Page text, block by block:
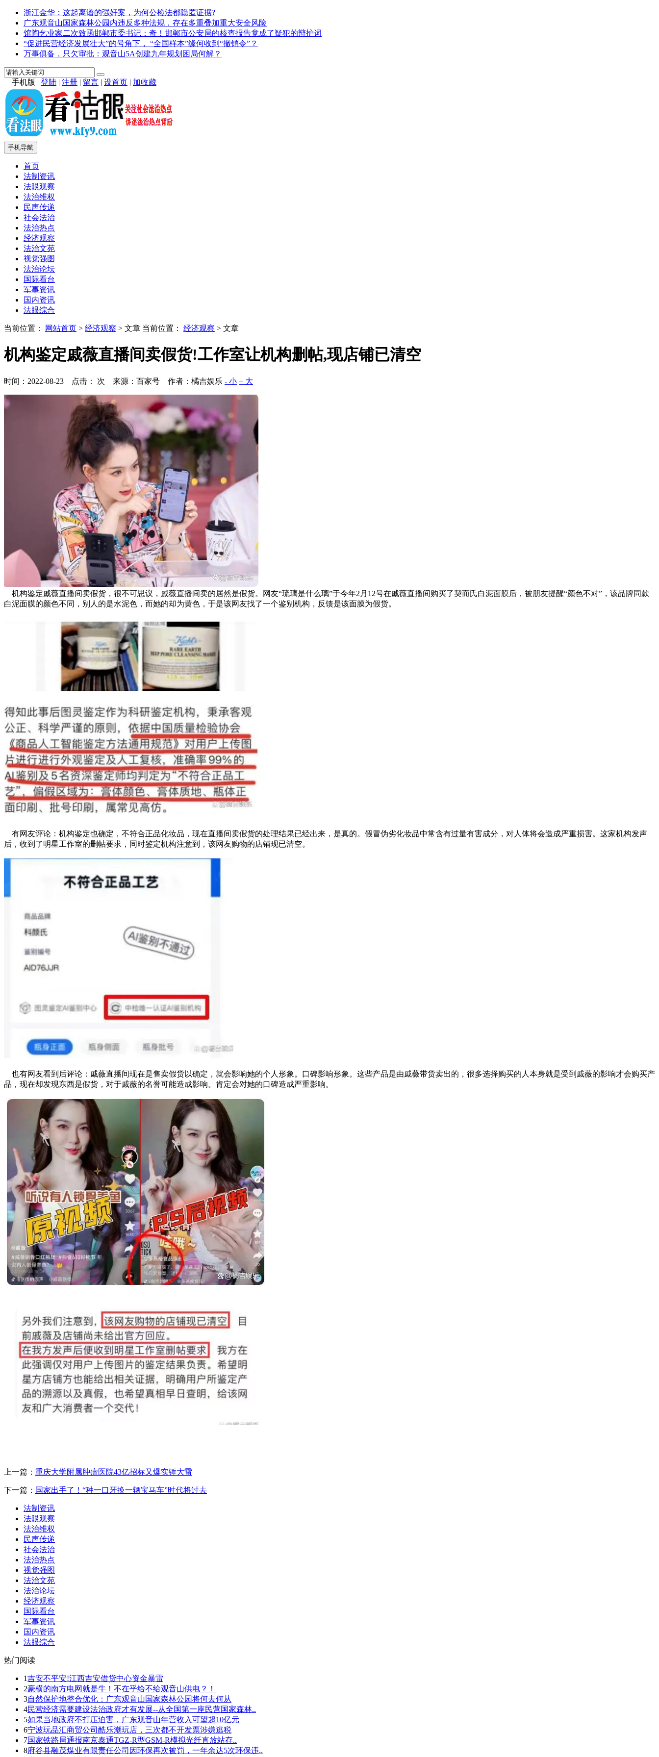
浙江金华：这起离谱的强奸案，为何公检法都隐匿证据?
广东观音山国家森林公园内违反多种法规，存在多重叠加重大安全风险
馆陶乞业家二次致函邯郸市委书记：奇！邯郸市公安局的核查报告竟成了疑犯的辩护词
“促进民营经济发展壮大”的号角下， “全国样本”缘何收到“撤销令”？
万事俱备，只欠审批：观音山5A创建九年规划困局何解？
手机版 | 登陆 | 注册 | 留言 | 设首页 | 加收藏
手机导航
首页
法制资讯
法眼观察
法治维权
民声传递
社会法治
法治热点
经济观察
法治文苑
视觉强图
法治论坛
国际看台
军事资讯
国内资讯
法眼综合
当前位置： 网站首页 > 经济观察 > 文章 当前位置： 经济观察 > 文章
机构鉴定戚薇直播间卖假货!工作室让机构删帖,现店铺已清空
时间：2022-08-23 点击： 次 来源：百家号 作者：橘吉娱乐 - 小 + 大
机构鉴定戚薇直播间卖假货，很不可思议，戚薇直播间卖的居然是假货。网友“琉璃是什么璃”于今年2月12号在戚薇直播间购买了契而氏白泥面膜后，被朋友提醒“颜色不对”，该品牌同款
白泥面膜的颜色不同，别人的是水泥色，而她的却为黄色，于是该网友找了一个鉴别机构，反馈是该面膜为假货。
有网友评论：机构鉴定也确定，不符合正品化妆品，现在直播间卖假货的处理结果已经出来，是真的。假冒伪劣化妆品中常含有过量有害成分，对人体将会造成严重损害。这家机构发声
后，收到了明星工作室的删帖要求，同时鉴定机构注意到，该网友购物的店铺现已清空。
也有网友看到后评论：戚薇直播间现在是售卖假货以确定，就会影响她的个人形象。口碑影响形象。这些产品是由戚薇带货卖出的，很多选择购买的人本身就是受到戚薇的影响才会购买产
品，现在却发现东西是假货，对于戚薇的名誉可能造成影响。肯定会对她的口碑造成严重影响。
上一篇： 重庆大学附属肿瘤医院43亿招标又爆实锤大雷
下一篇： 国家出手了！“种一口牙换一辆宝马车”时代将过去
法制资讯
法眼观察
法治维权
民声传递
社会法治
法治热点
视觉强图
法治文苑
法治论坛
经济观察
国际看台
军事资讯
国内资讯
法眼综合
热门阅读
1吉安不平安!江西吉安借贷中心资金暴雷
2豪横的南方电网就是牛！不在乎给不给观音山供电？！
3自然保护地整合优化：广东观音山国家森林公园将何去何从
4民营经济需要建设法治政府才有发展--从全国第一座民营国家森林..
5如果当地政府不打压迫害，广东观音山年营收入可望超10亿元
6宁波玩品汇商贸公司酷乐潮玩店，三次都不开发票涉嫌逃税
7国家铁路局通报南京泰通TGZ-R型GSM-R模拟光纤直放站存..
8府谷县融茂煤业有限责任公司因环保再次被罚，一年余达5次环保违..